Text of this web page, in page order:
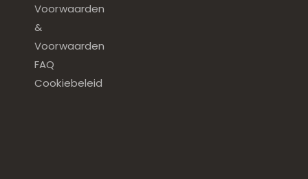
Voorwaarden
&
Voorwaarden
FAQ
Cookiebeleid